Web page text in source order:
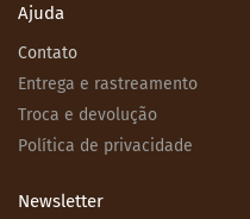
Ajuda
Contato
Entrega e rastreamento
Troca e devolução
Política de privacidade
Newsletter